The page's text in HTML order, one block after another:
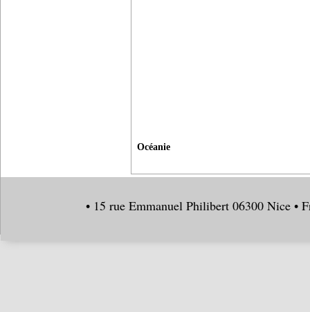
Océanie
• 15 rue Emmanuel Philibert 06300 Nice •